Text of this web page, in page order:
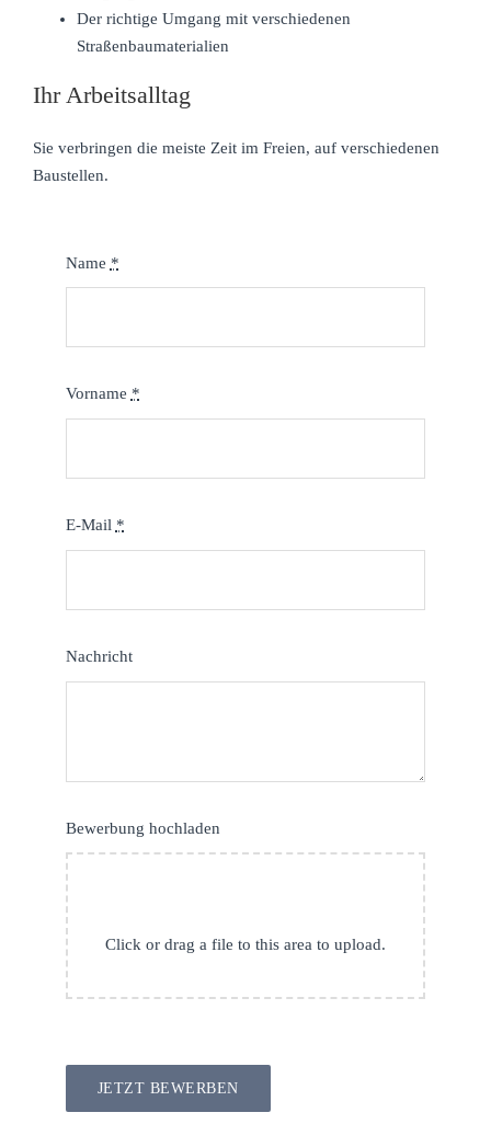
Der richtige Umgang mit verschiedenen
Straßenbaumaterialien
Ihr Arbeitsalltag
Sie verbringen die meiste Zeit im Freien, auf verschiedenen
Baustellen.
Name *
Vorname *
E-Mail *
Nachricht
Bewerbung hochladen
Click or drag a file to this area to upload.
JETZT BEWERBEN